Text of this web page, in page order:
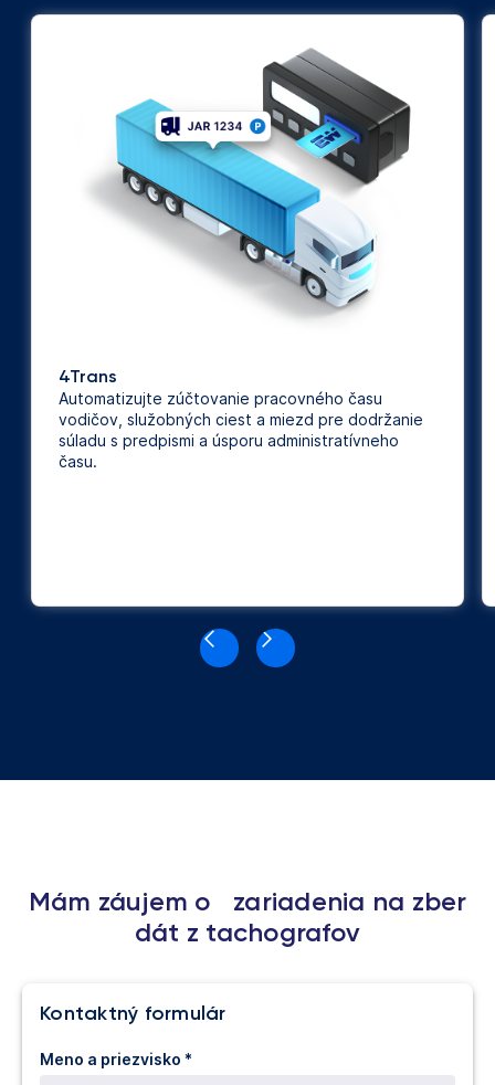
4Trans
Automatizujte zúčtovanie pracovného času
vodičov, služobných ciest a miezd pre dodržanie
súladu s predpismi a úsporu administratívneho
času.
Mám záujem o zariadenia na zber
dát z tachografov
Kontaktný formulár
Meno a priezvisko *